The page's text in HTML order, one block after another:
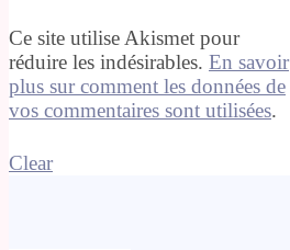
Ce site utilise Akismet pour
réduire les indésirables. En savoir
plus sur comment les données de
vos commentaires sont utilisées.
Clear